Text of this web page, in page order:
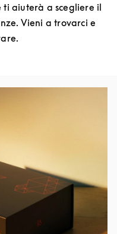
aiuterà a scegliere il
Vieni a trovarci e